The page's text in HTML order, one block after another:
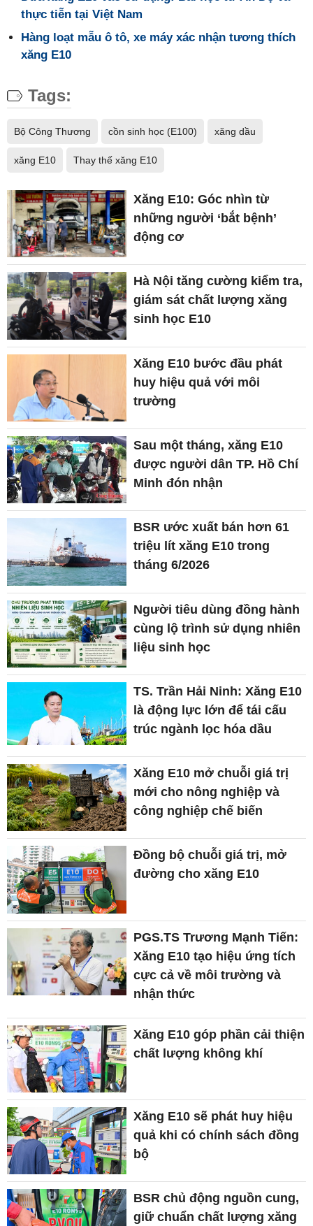
thực tiễn tại Việt Nam
Hàng loạt mẫu ô tô, xe máy xác nhận tương thích
xăng E10
Tags:
Bộ Công Thương cồn sinh học (E100) xăng dầu
xăng E10 Thay thế xăng E10
Xăng E10: Góc nhìn từ
những người ‘bắt bệnh’
động cơ
Hà Nội tăng cường kiểm tra,
giám sát chất lượng xăng
sinh học E10
Xăng E10 bước đầu phát
huy hiệu quả với môi
trường
Sau một tháng, xăng E10
được người dân TP. Hồ Chí
Minh đón nhận
BSR ước xuất bán hơn 61
triệu lít xăng E10 trong
tháng 6/2026
Người tiêu dùng đồng hành
cùng lộ trình sử dụng nhiên
liệu sinh học
TS. Trần Hải Ninh: Xăng E10
là động lực lớn để tái cấu
trúc ngành lọc hóa dầu
Xăng E10 mở chuỗi giá trị
mới cho nông nghiệp và
công nghiệp chế biến
Đồng bộ chuỗi giá trị, mở
đường cho xăng E10
PGS.TS Trương Mạnh Tiến:
Xăng E10 tạo hiệu ứng tích
cực cả về môi trường và
nhận thức
Xăng E10 góp phần cải thiện
chất lượng không khí
Xăng E10 sẽ phát huy hiệu
quả khi có chính sách đồng
bộ
BSR chủ động nguồn cung,
giữ chuẩn chất lượng xăng